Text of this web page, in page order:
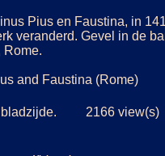
Pius en Faustina, in
veranderd. Gevel in de
Rome.
and Faustina (Rome)
bladzijde. 2166 view(s)